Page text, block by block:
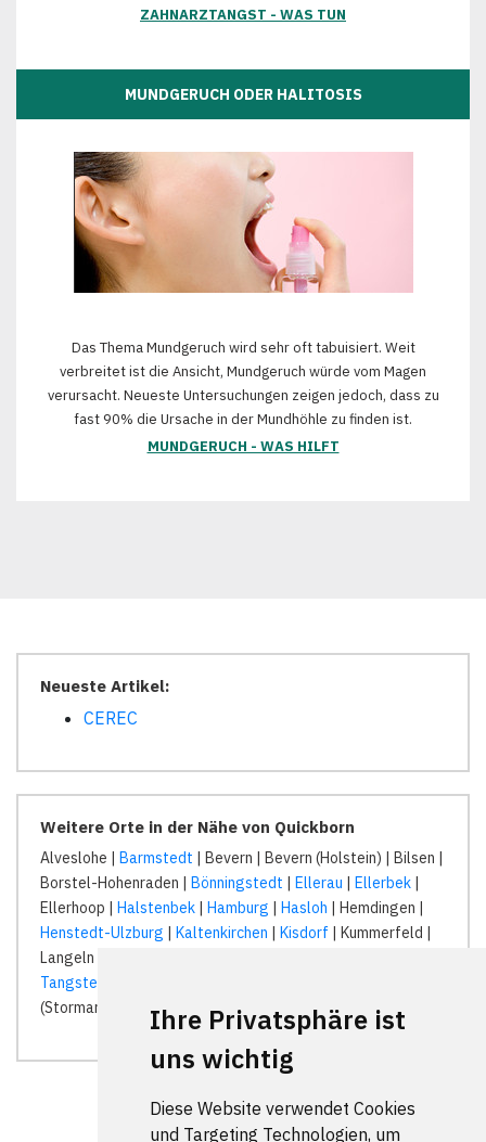
Ihre Privatsphäre ist
uns wichtig
Diese Website verwendet Cookies
und Targeting Technologien, um
ZAHNARZTANGST - WAS TUN
MUNDGERUCH ODER HALITOSIS
Das Thema Mundgeruch wird sehr oft tabuisiert. Weit
verbreitet ist die Ansicht, Mundgeruch würde vom Magen
verursacht. Neueste Untersuchungen zeigen jedoch, dass zu
fast 90% die Ursache in der Mundhöhle zu finden ist.
MUNDGERUCH - WAS HILFT
Neueste Artikel:
CEREC
Weitere Orte in der Nähe von Quickborn
Alveslohe | Barmstedt | Bevern | Bevern (Holstein) | Bilsen |
Borstel-Hohenraden | Bönningstedt | Ellerau | Ellerbek |
Ellerhoop | Halstenbek | Hamburg | Hasloh | Hemdingen |
Henstedt-Ulzburg | Kaltenkirchen | Kisdorf | Kummerfeld |
Langeln |
Tangstedt
(Stormarn) | Wakendorf bei Henstedt-Ulzburg |